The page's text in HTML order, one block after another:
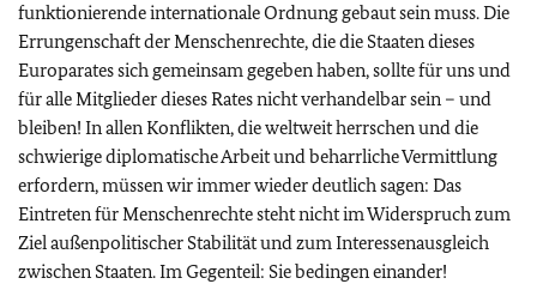
funktionierende internationale Ordnung gebaut sein muss. Die
Errungenschaft der Menschenrechte, die die Staaten dieses
Europarates sich gemeinsam gegeben haben, sollte für uns und
für alle Mitglieder dieses Rates nicht verhandelbar sein – und
bleiben! In allen Konflikten, die weltweit herrschen und die
schwierige diplomatische Arbeit und beharrliche Vermittlung
erfordern, müssen wir immer wieder deutlich sagen: Das
Eintreten für Menschenrechte steht nicht im Widerspruch zum
Ziel außenpolitischer Stabilität und zum Interessenausgleich
zwischen Staaten. Im Gegenteil: Sie bedingen einander!